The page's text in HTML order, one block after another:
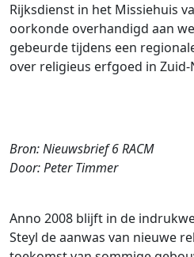
Rijksdienst in het Missiehuis
oorkonde overhandigd aan
gebeurde tijdens een
over religieus erfgoed in Zuid-
Bron: Nieuwsbrief 6 RACM
Door: Peter Timmer
Anno 2008 blijft in de
Steyl de aanwas van nieuwe